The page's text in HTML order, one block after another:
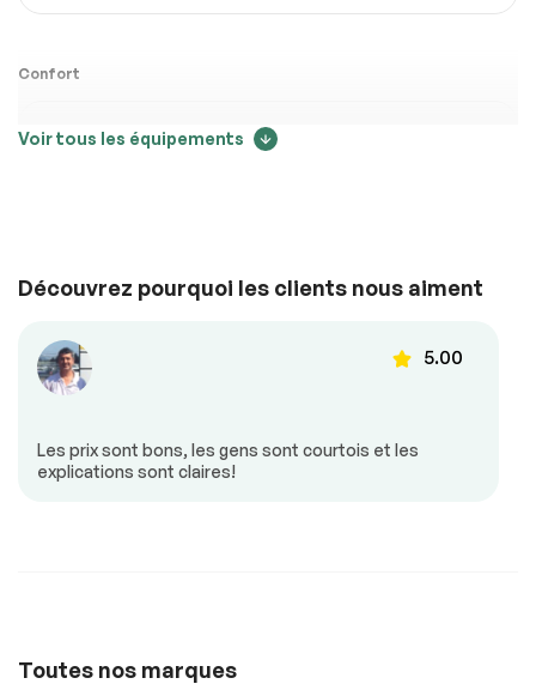
Confort
Air climatisé
Portes à commande
électrique
Régulateur de
Sièges chauffants
Volant ajustable
Sécurité
Extra
Voir tous les équipements
Découvrez pourquoi les clients nous aiment
5.00
Les prix sont bons, les gens sont courtois et les
explications sont claires!
Toutes nos marques